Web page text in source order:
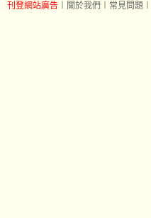
刊登網站廣告 關於我們 常見問題